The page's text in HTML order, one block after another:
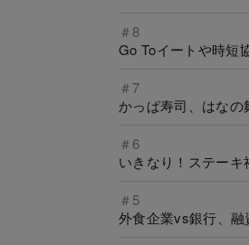
＃8
Go Toイートや時短
＃7
かっぱ寿司、はな
＃6
いきなり！ステーキ
＃5
外食企業vs銀行、